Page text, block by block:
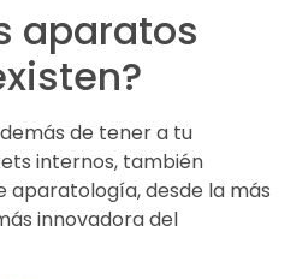
aparatos
de tener a tu
internos, también
aparatología, desde la más
innovadora del